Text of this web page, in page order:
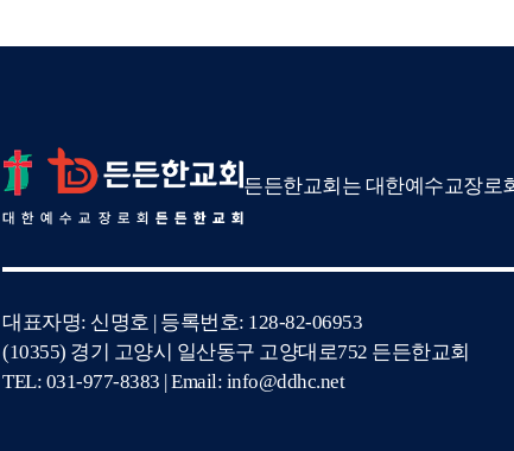
든든한교회는 대한예수교장로
대표자명: 신명호 | 등록번호: 128-82-06953
(10355) 경기 고양시 일산동구 고양대로752 든든한교회
TEL: 031-977-8383 | Email: info@ddhc.net